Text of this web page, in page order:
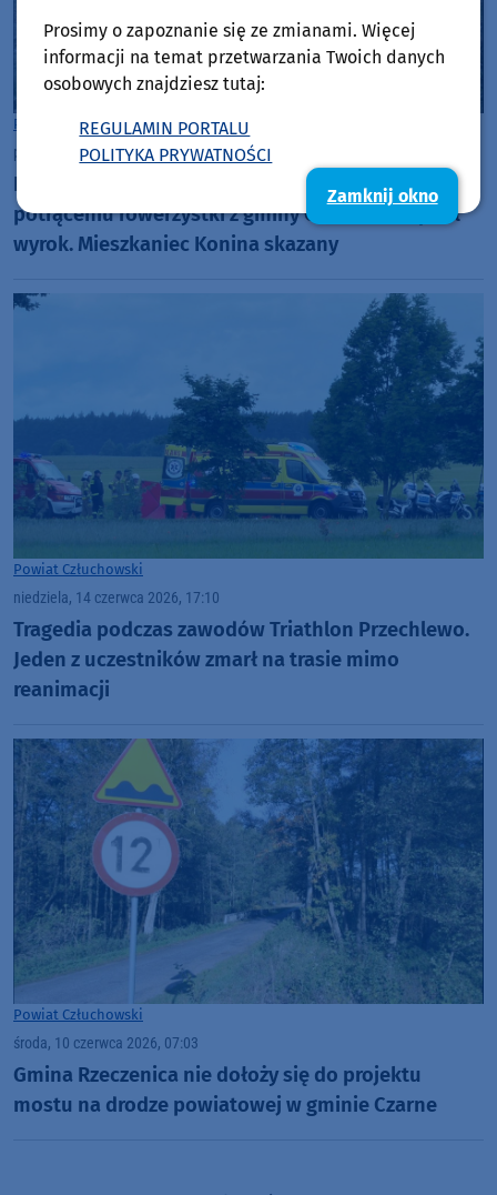
Powiat Człuchowski
piątek, 19 czerwca 2026, 08:20
Prawie siedem i pół roku po śmiertelnym
potrąceniu rowerzystki z gminy Człuchów zapadł
wyrok. Mieszkaniec Konina skazany
Powiat Człuchowski
niedziela, 14 czerwca 2026, 17:10
Tragedia podczas zawodów Triathlon Przechlewo.
Jeden z uczestników zmarł na trasie mimo
reanimacji
Powiat Człuchowski
środa, 10 czerwca 2026, 07:03
Gmina Rzeczenica nie dołoży się do projektu
mostu na drodze powiatowej w gminie Czarne
Prosimy o zapoznanie się ze zmianami. Więcej
informacji na temat przetwarzania Twoich danych
osobowych znajdziesz tutaj:
REGULAMIN PORTALU
POLITYKA PRYWATNOŚCI
Zamknij okno